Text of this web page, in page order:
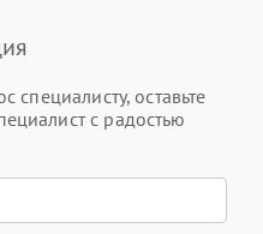
специалисту, оставьте
с радостью